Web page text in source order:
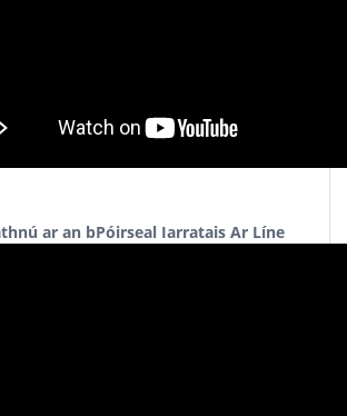
ar an bPóirseal Iarratais Ar Líne